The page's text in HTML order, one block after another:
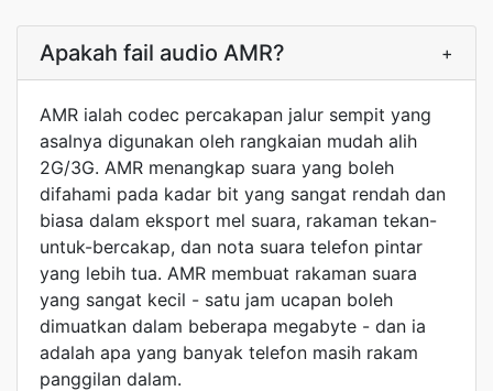
Apakah fail audio AMR? +
AMR ialah codec percakapan jalur sempit yang
asalnya digunakan oleh rangkaian mudah alih
2G/3G. AMR menangkap suara yang boleh
difahami pada kadar bit yang sangat rendah dan
biasa dalam eksport mel suara, rakaman tekan-
untuk-bercakap, dan nota suara telefon pintar
yang lebih tua. AMR membuat rakaman suara
yang sangat kecil - satu jam ucapan boleh
dimuatkan dalam beberapa megabyte - dan ia
adalah apa yang banyak telefon masih rakam
panggilan dalam.